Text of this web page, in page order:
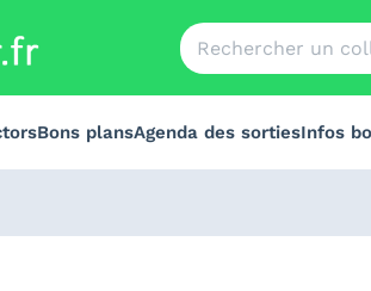
Bons plansAgenda des sortiesInfos